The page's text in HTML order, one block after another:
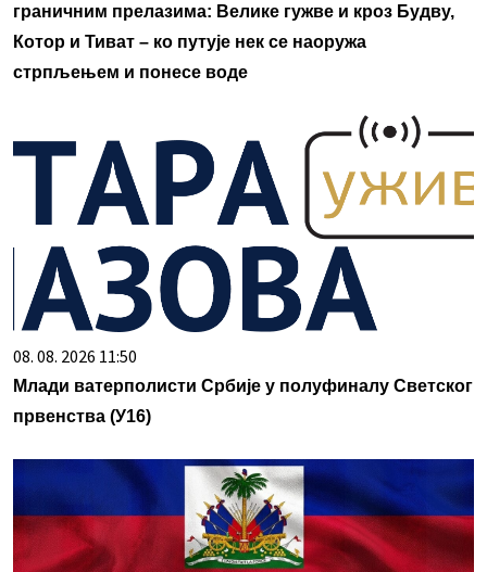
граничним прелазима: Велике гужве и кроз Будву,
Котор и Тиват – ко путује нек се наоружа
стрпљењем и понесе воде
08. 08. 2026 11:50
Млади ватерполисти Србије у полуфиналу Светског
првенства (У16)